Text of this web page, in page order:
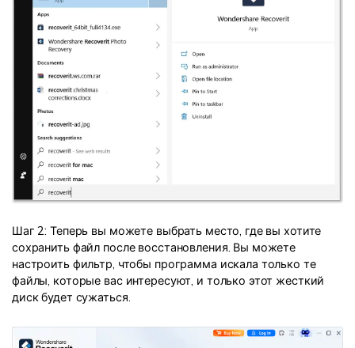
Шаг 2: Теперь вы можете выбрать место, где вы хотите
сохранить файл после восстановления. Вы можете
настроить фильтр, чтобы программа искала только те
файлы, которые вас интересуют, и только этот жесткий
диск будет сужаться.